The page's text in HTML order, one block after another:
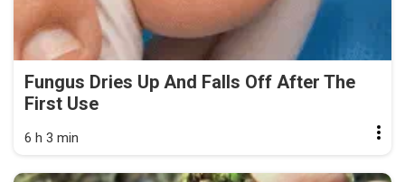
Fungus Dries Up And Falls Off After The
First Use
6 h 3 min